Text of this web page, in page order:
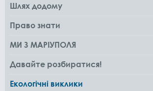
Шлях додому
Право знати
МИ З МАРІУПОЛЯ
Давайте розбиратися!
Екологічні виклики